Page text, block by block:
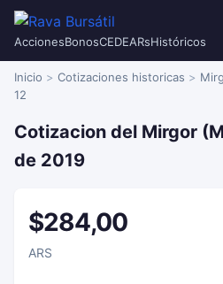
AccionesBonosCEDEARsHistóricos
Inicio Cotizaciones historicas
12
Cotizacion del Mirgor
de 2019
$284,00
ARS